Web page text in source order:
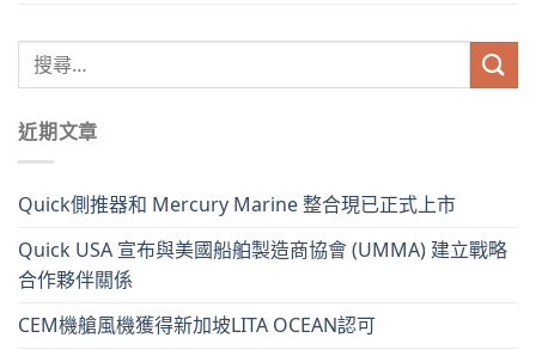
近期文章
Quick側推器和 Mercury Marine 整合現已正式上市
Quick USA 宣布與美國船舶製造商協會 (UMMA) 建立戰略
合作夥伴關係
CEM機艙風機獲得新加坡LITA OCEAN認可